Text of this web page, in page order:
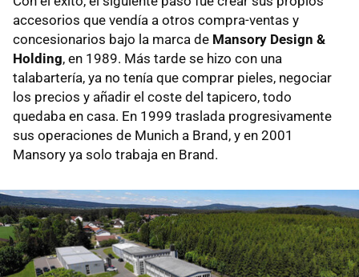
accesorios que vendía a otros compra-ventas y
concesionarios bajo la marca de Mansory Design &
Holding, en 1989. Más tarde se hizo con una
talabartería, ya no tenía que comprar pieles, negociar
los precios y añadir el coste del tapicero, todo
quedaba en casa. En 1999 traslada progresivamente
sus operaciones de Munich a Brand, y en 2001
Mansory ya solo trabaja en Brand.